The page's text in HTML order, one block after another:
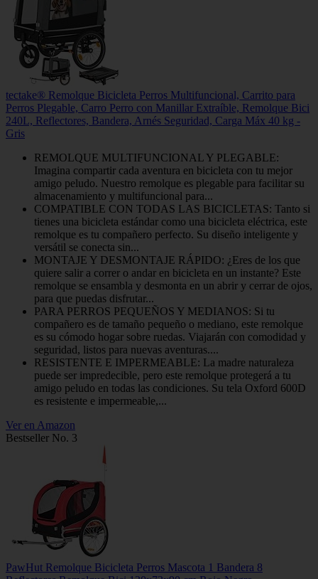
tectake® Remolque Bicicleta Perros Multifuncional, Carrito para
Perros Plegable, Carro Perro con Manillar Extraíble, Remolque Bici
240L, Reflectores, Bandera, Arnés Seguridad, Carga Máx 40 kg -
Gris
REMOLQUE MULTIFUNCIONAL Y PLEGABLE:
Imagina compartir cada aventura en bicicleta con tu mejor
amigo peludo. Nuestro remolque es plegable para facilitar su
almacenamiento y multifuncional para...
COMPATIBLE CON TODAS LAS BICICLETAS: Tanto si
tienes una bicicleta estándar como una bicicleta eléctrica, este
remolque es tu compañero perfecto. Su diseño inteligente y
versátil se conecta sin...
MONTAJE Y DESMONTAJE RÁPIDO: ¿Eres de los que
quiere salir a correr o andar en bicicleta en un instante? Este
remolque se ensambla y desmonta en un abrir y cerrar de ojos,
para que puedas disfrutar...
PARA PERROS PEQUEÑOS Y MEDIANOS: Si tu
compañero es de tamaño pequeño o mediano, este remolque
es su cómodo hogar sobre ruedas. Viajarán con comodidad y
seguridad, listos para nuevas aventuras....
RESISTENTE E IMPERMEABLE: La madre naturaleza
puede ser impredecible, pero este remolque protegerá a tu
amigo peludo en todas las condiciones. Su tela Oxford 600D
es resistente e impermeable,...
Ver en Amazon
Bestseller No. 3
PawHut Remolque Bicicleta Perros Mascota 1 Bandera 8